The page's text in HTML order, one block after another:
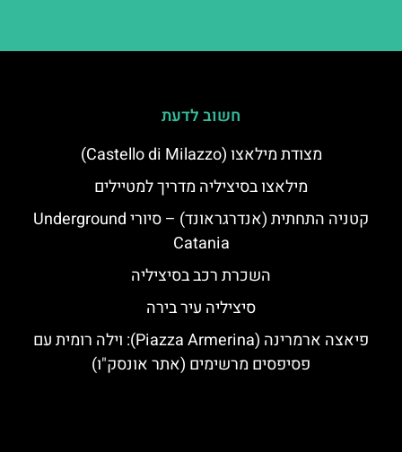
חשוב לדעת
מצודת מילאצו (Castello di Milazzo)
מילאצו בסיציליה מדריך למטיילים
קטניה התחתית (אנדרגראונד) – סיורי Underground
Catania
השכרת רכב בסיציליה
סיציליה עיר בירה
פיאצה ארמרינה (Piazza Armerina): וילה רומית עם
פסיפסים מרשימים (אתר אונסק"ו)